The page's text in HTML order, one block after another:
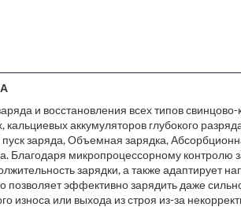
и восстановления всех типов свинцово-
аккумуляторов глубокого
заряда, Объемная зарядка,
Благодаря микропроцессорному контролю
зарядки, а также адаптирует
позволяет эффективно зарядить даже
износа или выхода из строя из-за